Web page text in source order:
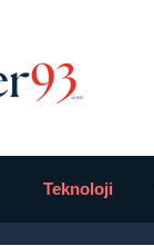
Teknoloji